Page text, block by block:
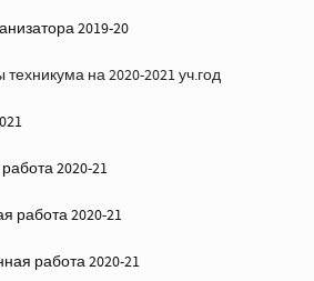
2019-20
на 2020-2021 уч.год
2020-21
работа 2020-21
работа 2020-21